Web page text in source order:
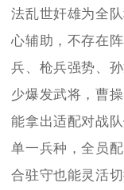
法乱世奸雄为全
心辅助，不存在
兵、枪兵强势、
少爆发武将，曹
能拿出适配对战
单一兵种，全员
合驻守也能灵活